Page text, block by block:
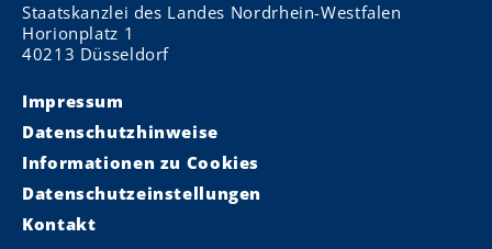
Staatskanzlei des Landes Nordrhein-Westfalen
Horionplatz 1
40213 Düsseldorf
Impressum
Datenschutzhinweise
Informationen zu Cookies
Datenschutzeinstellungen
Kontakt